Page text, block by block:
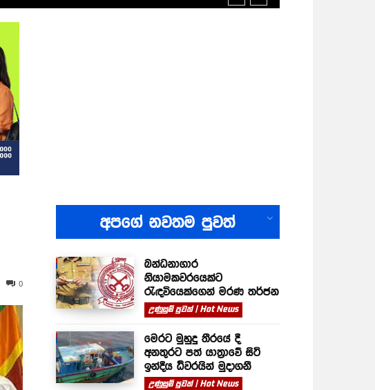
0
අපගේ නවතම පුවත්
බන්ධනාගාර
නියාමකවරයෙක්ට
රැඳවියෙක්ගෙන් මරණ තර්ජන
උණුසුම් පුවත් | Hot News
මෙරට මුහුදු තීරයේ දී
අනතුරට පත් යාත්‍රාවේ සිටි
ඉන්දීය ධීවරයින් මුදාගනී
උණුසුම් පුවත් | Hot News